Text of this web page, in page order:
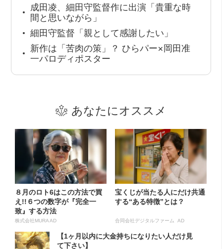
成田凌、細田守監督作に出演「貴重な時
間と思いながら」
細田守監督「親として感謝したい」
新作は「苦肉の策」？ ひらパー×岡田准
一パロディポスター
あなたにオススメ
８月のロト6はこの方法で買
え!!６つの数字が『完全一
致』する方法
株式会社MURA AD
宝くじが当たる人にだけ共通
する“ある特徴”とは？
合同会社デジタルファーム AD
【1ヶ月以内に大金持ちになりたい人だけ見
て下さい】